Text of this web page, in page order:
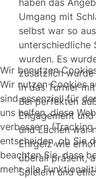
haben das
Umgang mit
selbst war so
unterschiedliche
wurden. Es
zusätzlich wurde
in das Turnier
Bei perfekten
Engagement
und Lachen war
Ehrgeiz wie
überall präsent,
Spielern und
Wir benutzen
Wir nutzen Cookies
sind essenziell für
uns helfen, diese
verbessern
entscheiden, ob Sie
beachten Sie, dass
mehr alle